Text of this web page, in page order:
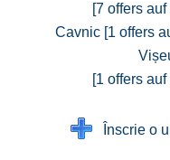
[7 offers auf
Cavnic [1 offers
[1 offers auf
Înscrie o